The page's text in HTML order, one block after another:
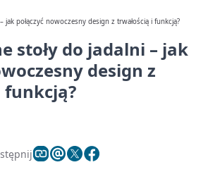
jak połączyć nowoczesny design z trwałością i funkcją?
stoły do jadalni – jak
design z
funkcją?